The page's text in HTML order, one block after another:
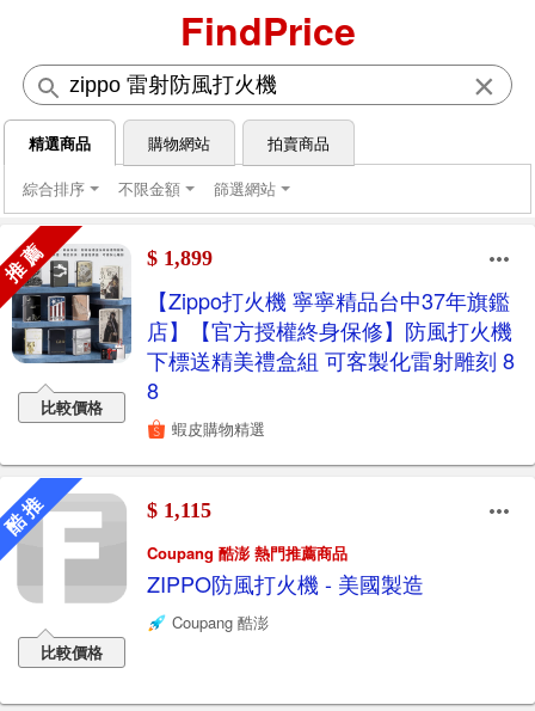
FindPrice
×
精選商品 購物網站
拍賣商品
綜合排序
不限金額 篩選網站
薦
比較價格
$ 1,899
【Zippo打火機 寧寧精品台中37年旗鑑
店】【官方授權終身保修】防風打火機
下標送精美禮盒組 可客製化雷射雕刻 8
8
蝦皮購物精選
推
比較價格
$ 1,115
Coupang 酷澎 熱門推薦商品
ZIPPO防風打火機 - 美國製造
Coupang 酷澎